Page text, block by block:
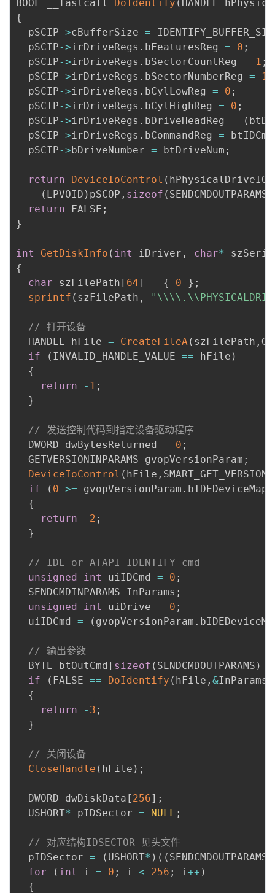
BOOL __fastcall DoIdentify ( HANDLE
{
  pSCIP
->cBufferSize =
  pSCIP
->irDriveRegs . bFeaturesReg = 0 ;
  pSCIP
->irDriveRegs . bSectorCountReg = 1 ;
  pSCIP
->irDriveRegs . bSectorNumberReg = 1
  pSCIP
->irDriveRegs . bCylLowReg = 0 ;
  pSCIP
->irDriveRegs . bCylHighReg = 0 ;
  pSCIP
->irDriveRegs . bDriveHeadReg = (
  pSCIP
->irDriveRegs . bCommandReg = btIDCmd
  pSCIP
->bDriveNumber = btDriveNum ;
return DeviceIoControl (
( LPVOID ) pSCOP , sizeof ( SENDCMDOUTPARAMS
return FALSE ;
}
int GetDiskInfo ( int iDriver , char*
{
char szFilePath [ 64] = { 0 } ;
sprintf ( szFilePath ,
// 打开设备
  HANDLE hFile
= CreateFileA( szFilePath ,
if
( INVALID_HANDLE_VALUE == hFile )
{
return
- 1 ;
}
// 发送控制代码到指定设备驱动程序
  DWORD dwBytesReturned
= 0 ;
  GETVERSIONINPARAMS gvopVersionParam
;
DeviceIoControl ( hFile , SMART_GET_VERSION
if
( 0 >= gvopVersionParam . bIDEDeviceMap
{
return
- 2 ;
}
// IDE or ATAPI IDENTIFY cmd
unsigned
int uiIDCmd = 0 ;
  SENDCMDINPARAMS InParams
;
unsigned
int uiDrive = 0 ;
  uiIDCmd
= ( gvopVersionParam .
// 输出参数
  BYTE btOutCmd
[ sizeof ( SENDCMDOUTPARAMS )
if
( FALSE == DoIdentify ( hFile , &InParams
{
return
- 3 ;
}
// 关闭设备
CloseHandle ( hFile ) ;
  DWORD dwDiskData
[ 256] ;
  USHORT
* pIDSector = NULL ;
// 对应结构IDSECTOR 见头文件
  pIDSector
= ( USHORT* ) ( ( SENDCMDOUTPARAMS
for
( int i = 0 ; i < 256 ; i++ )
{